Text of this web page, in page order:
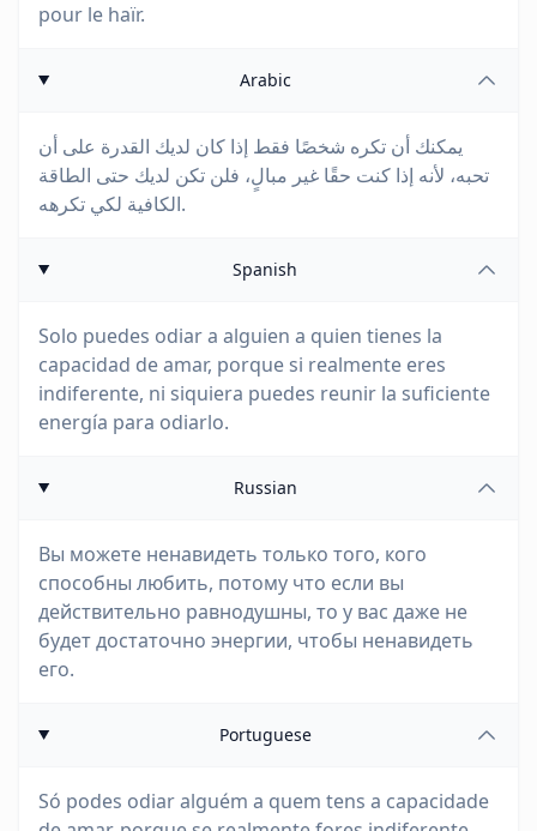
pour le haïr.
Arabic
يمكنك أن تكره شخصًا فقط إذا كان لديك القدرة على أن
تحبه، لأنه إذا كنت حقًا غير مبالٍ، فلن تكن لديك حتى الطاقة
الكافية لكي تكرهه.
Spanish
Solo puedes odiar a alguien a quien tienes la
capacidad de amar, porque si realmente eres
indiferente, ni siquiera puedes reunir la suficiente
energía para odiarlo.
Russian
Вы можете ненавидеть только того, кого
способны любить, потому что если вы
действительно равнодушны, то у вас даже не
будет достаточно энергии, чтобы ненавидеть
его.
Portuguese
Só podes odiar alguém a quem tens a capacidade